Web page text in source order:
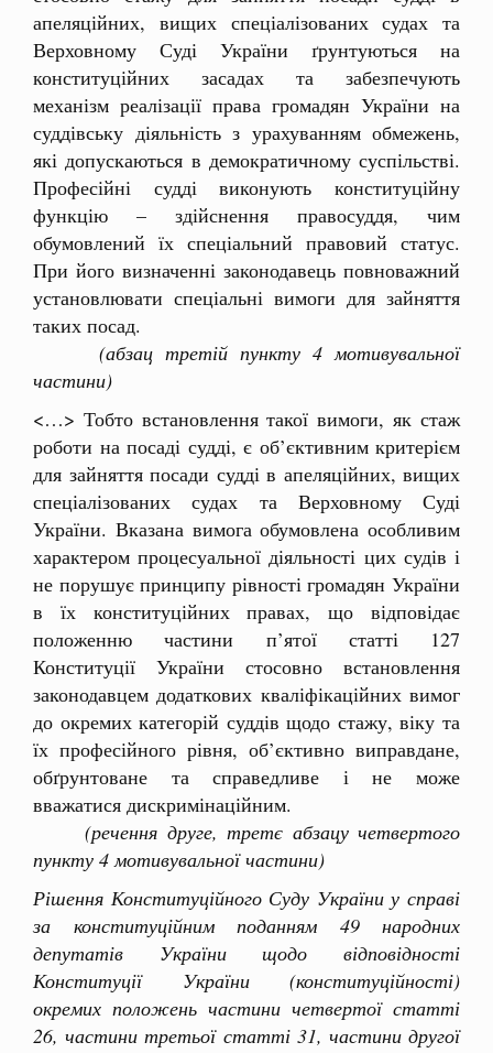
апеляційних, вищих спеціалізованих судах та
Верховному Суді України ґрунтуються на
конституційних засадах та забезпечують
механізм реалізації права громадян України на
суддівську діяльність з урахуванням обмежень,
які допускаються в демократичному суспільстві.
Професійні судді виконують конституційну
функцію – здійснення правосуддя, чим
обумовлений їх спеціальний правовий статус.
При його визначенні законодавець повноважний
установлювати спеціальні вимоги для зайняття
таких посад.
(абзац третій пункту 4 мотивувальної
частини)
<…> Тобто встановлення такої вимоги, як стаж
роботи на посаді судді, є об’єктивним критерієм
для зайняття посади судді в апеляційних, вищих
спеціалізованих судах та Верховному Суді
України. Вказана вимога обумовлена особливим
характером процесуальної діяльності цих судів і
не порушує принципу рівності громадян України
в їх конституційних правах, що відповідає
положенню частини п’ятої статті 127
Конституції України стосовно встановлення
законодавцем додаткових кваліфікаційних вимог
до окремих категорій суддів щодо стажу, віку та
їх професійного рівня, об’єктивно виправдане,
обґрунтоване та справедливе і не може
вважатися дискримінаційним.
(речення друге, третє абзацу четвертого
пункту 4 мотивувальної частини)
Рішення Конституційного Суду України у справі
за конституційним поданням 49 народних
депутатів України щодо відповідності
Конституції України (конституційності)
окремих положень частини четвертої статті
26, частини третьої статті 31, частини другої